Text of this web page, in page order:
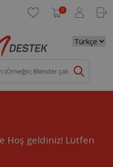
0
Hoş geldiniz! Lütfen